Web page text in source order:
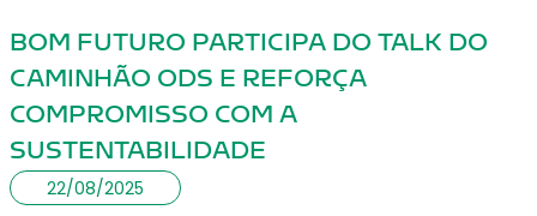
BOM FUTURO PARTICIPA DO TALK DO
CAMINHÃO ODS E REFORÇA
COMPROMISSO COM A
SUSTENTABILIDADE
22/08/2025